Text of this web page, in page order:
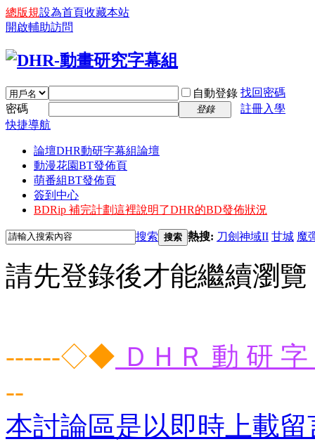
總版規設為首頁收藏本站
開啟輔助訪問
自動登錄 找回密碼
密碼
登錄
註冊入學
快捷導航
論壇DHR動研字幕組論壇
動漫花園BT發佈頁
萌番組BT發佈頁
簽到中心
BDRip 補完計劃這裡說明了DHR的BD發佈狀況
搜索 搜索 熱搜: 刀劍神域II 甘城 魔
請先登錄後才能繼續瀏覽
------◇◆ ＤＨＲ 動 研
--
本討論區是以即時上載